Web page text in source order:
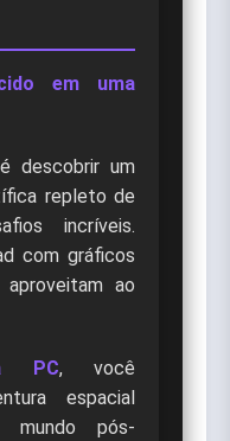
em uma
é descobrir um
repleto de
incríveis.
com gráficos
ao
PC, você
espacial
mundo pós-